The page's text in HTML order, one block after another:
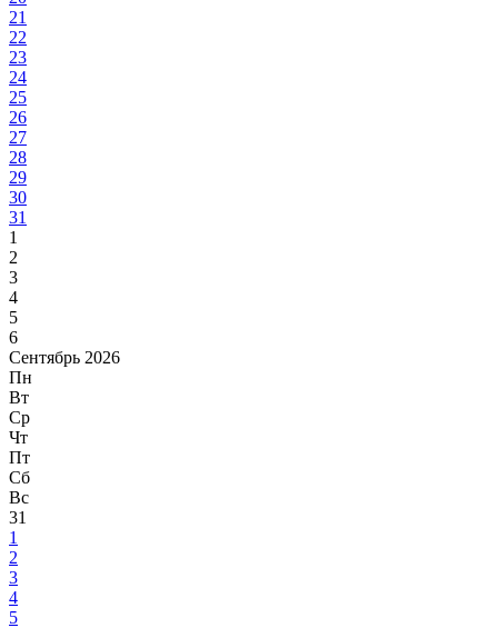
21
22
23
24
25
26
27
28
29
30
31
1
2
3
4
5
6
Сентябрь 2026
Пн
Вт
Ср
Чт
Пт
Сб
Вс
31
1
2
3
4
5